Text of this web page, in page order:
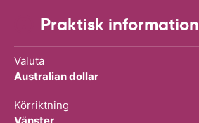
Praktisk information
Valuta
Australian dollar
Körriktning